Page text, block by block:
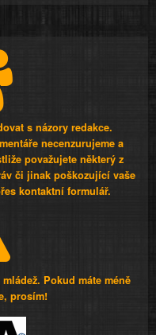
s názory redakce.
necenzurujeme a
považujete některý z
či jinak poškozující vaše
kontaktní formulář.
Pokud máte méně
prosím!